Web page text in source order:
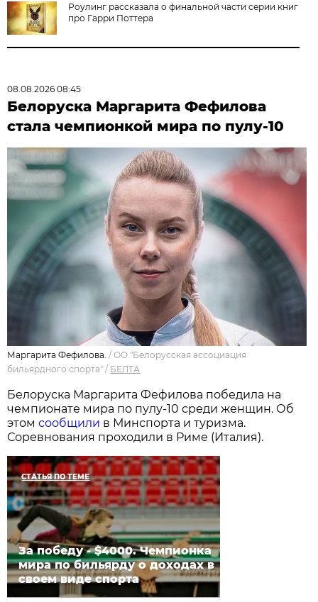
Роулинг рассказала о финальной части серии книг
про Гарри Поттера
08.08.2026 08:45
Белоруска Маргарита Фефилова
стала чемпионкой мира по пулу-10
Маргарита Фефилова./ОО "Белорусская ассоциация
бильярдного спорта" / БЕЛТА
Белоруска Маргарита Фефилова победила на
чемпионате мира по пулу-10 среди женщин. Об
этомсообщили в Минспорта и туризма.
Соревнования проходили в Риме (Италия).
СТАТЬЯ ПО ТЕМЕ
За победу - $4000. Чемпионка
мира по бильярду о доходах в
своем виде спорта